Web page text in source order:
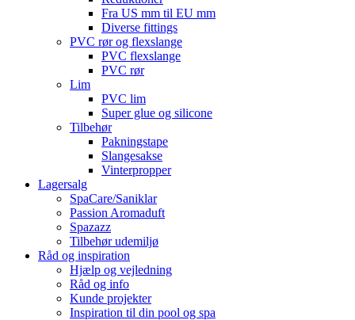
Fra US mm til EU mm
Diverse fittings
PVC rør og flexslange
PVC flexslange
PVC rør
Lim
PVC lim
Super glue og silicone
Tilbehør
Pakningstape
Slangesakse
Vinterpropper
Lagersalg
SpaCare/Saniklar
Passion Aromaduft
Spazazz
Tilbehør udemiljø
Råd og inspiration
Hjælp og vejledning
Råd og info
Kunde projekter
Inspiration til din pool og spa